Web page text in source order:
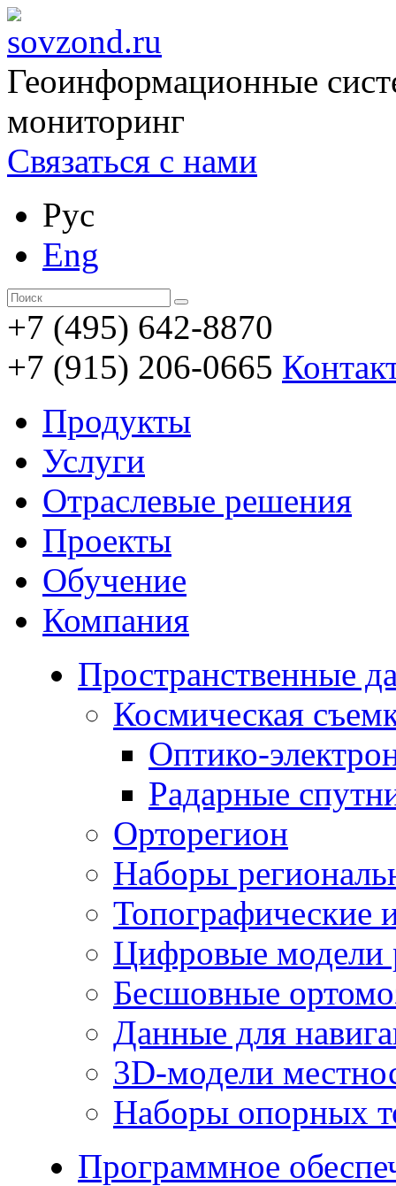
Геоинформационные
мониторинг
Связаться с нами
Рус
Eng
+7 (495) 642-8870
+7 (915) 206-0665
Продукты
Услуги
Отраслевые решения
Проекты
Обучение
Компания
Пространственные
Космическая
Оптико-
Радарные
Орторегион
Наборы
Топографические
Цифровые модели
Бесшовные
Данные для
3D-модели
Наборы опорных
Программное